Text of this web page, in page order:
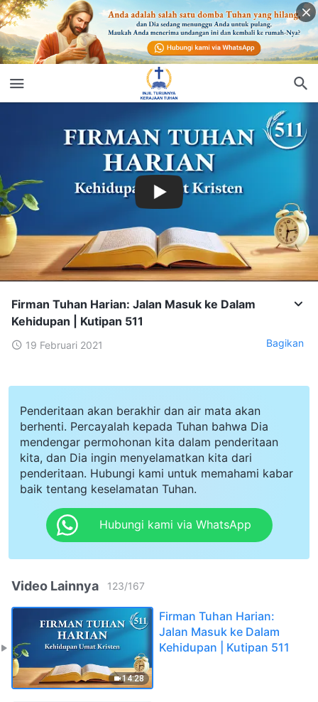
Firman Tuhan Harian: Jalan Masuk ke Dalam
Kehidupan | Kutipan 511
19 Februari 2021 Bagikan
Penderitaan akan berakhir dan air mata akan
berhenti. Percayalah kepada Tuhan bahwa Dia
mendengar permohonan kita dalam penderitaan
kita, dan Dia ingin menyelamatkan kita dari
penderitaan. Hubungi kami untuk memahami kabar
baik tentang keselamatan Tuhan.
Hubungi kami via WhatsApp
Video Lainnya 123/167
14:28
Firman Tuhan Harian:
Jalan Masuk ke Dalam
Kehidupan | Kutipan 511